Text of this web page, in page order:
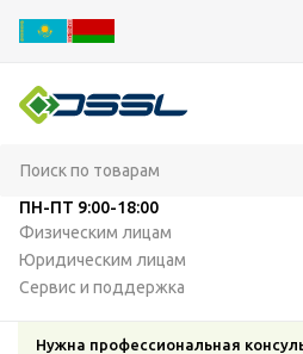
ПН-ПТ 9:00-18:00
Физическим лицам
Юридическим лицам
Сервис и поддержка
Нужна профессиональная